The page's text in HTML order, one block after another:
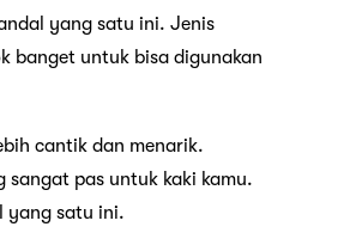
yang satu ini. Jenis
banget untuk bisa digunakan
cantik dan menarik.
sangat pas untuk kaki kamu.
yang satu ini.